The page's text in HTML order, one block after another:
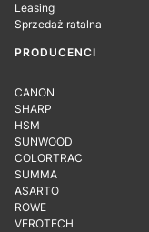
Leasing
Sprzedaż ratalna
PRODUCENCI
CANON
SHARP
HSM
SUNWOOD
COLORTRAC
SUMMA
ASARTO
ROWE
VEROTECH